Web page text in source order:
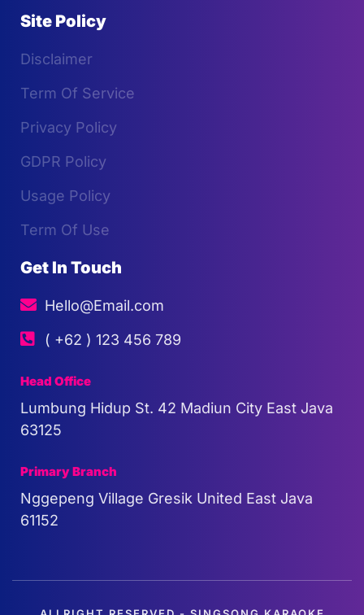
Site Policy
Disclaimer
Term Of Service
Privacy Policy
GDPR Policy
Usage Policy
Term Of Use
Get In Touch
Hello@Email.com
( +62 ) 123 456 789
Head Office
Lumbung Hidup St. 42 Madiun City East Java
63125
Primary Branch
Nggepeng Village Gresik United East Java
61152